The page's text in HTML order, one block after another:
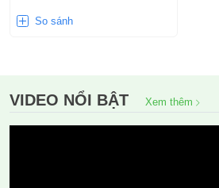
So sánh
VIDEO NỔI BẬT Xem thêm